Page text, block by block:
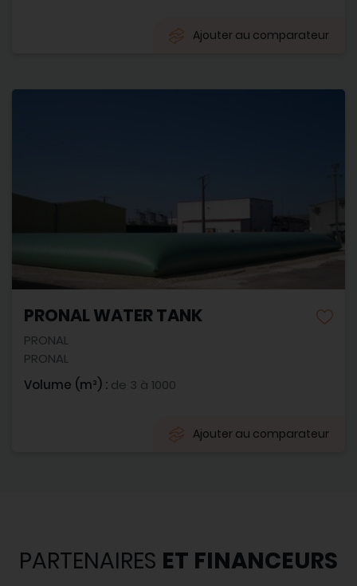
Ajouter au comparateur
PRONAL WATER TANK
PRONAL
PRONAL
Volume (m³) : de 3 à 1000
Ajouter au comparateur
PARTENAIRES ET FINANCEURS